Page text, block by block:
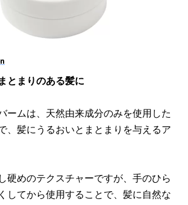
とまりのある髪に
ームは、天然由来成分のみを使用した
、髪にうるおいとまとまりを与えるア
硬めのテクスチャーですが、手のひら
してから使用することで、髪に自然な